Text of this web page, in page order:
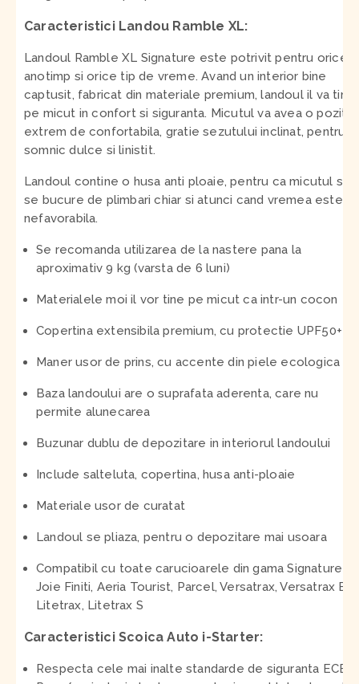
Caracteristici Landou Ramble XL:
Landoul Ramble XL Signature este potrivit pentru orice
anotimp si orice tip de vreme. Avand un interior bine
captusit, fabricat din materiale premium, landoul il va tine
pe micut in confort si siguranta. Micutul va avea o pozitie
extrem de confortabila, gratie sezutului inclinat, pentru
somnic dulce si linistit.
Landoul contine o husa anti ploaie, pentru ca micutul sa
se bucure de plimbari chiar si atunci cand vremea este
nefavorabila.
Se recomanda utilizarea de la nastere pana la
aproximativ 9 kg (varsta de 6 luni)
Materialele moi il vor tine pe micut ca intr-un cocon
Copertina extensibila premium, cu protectie UPF50+
Maner usor de prins, cu accente din piele ecologica
Baza landoului are o suprafata aderenta, care nu
permite alunecarea
Buzunar dublu de depozitare in interiorul landoului
Include salteluta, copertina, husa anti-ploaie
Materiale usor de curatat
Landoul se pliaza, pentru o depozitare mai usoara
Compatibil cu toate carucioarele din gama Signature
Joie Finiti, Aeria Tourist, Parcel, Versatrax, Versatrax E,
Litetrax, Litetrax S
Caracteristici Scoica Auto i-Starter:
Respecta cele mai inalte standarde de siguranta ECE